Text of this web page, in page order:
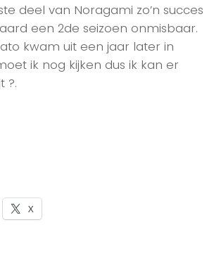
deel van Noragami zo’n succes
een 2de seizoen onmisbaar.
kwam uit een jaar later in
ik nog kijken dus ik kan er
?.
X